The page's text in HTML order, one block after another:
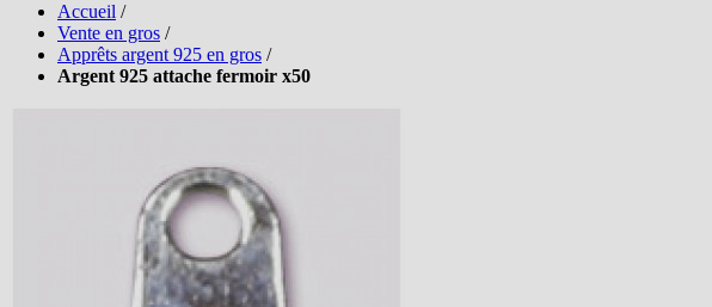
Accueil /
Vente en gros /
Apprêts argent 925 en gros /
Argent 925 attache fermoir x50